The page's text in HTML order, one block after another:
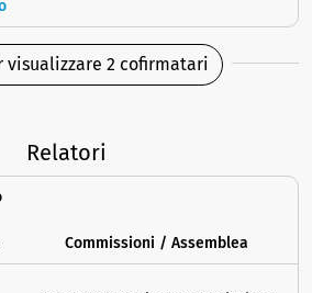
visualizzare 2 cofirmatari
Relatori
Commissioni / Assemblea